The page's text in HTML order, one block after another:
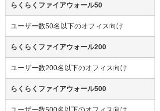
らくらくファイアウォール50
ユーザー数50名以下のオフィス向け
らくらくファイアウォール200
ユーザー数200名以下のオフィス向け
らくらくファイアウォール500
ユーザー数500名以下のオフィス向け